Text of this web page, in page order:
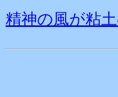
精神の風が粘